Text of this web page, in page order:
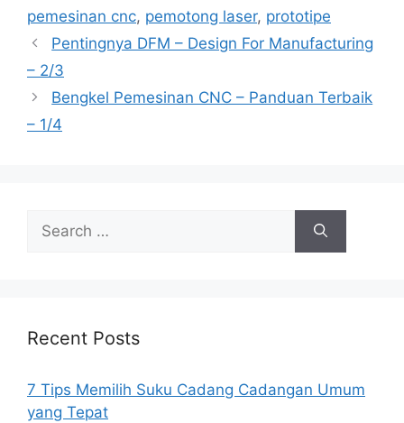
pemesinan cnc, pemotong laser, prototipe
Pentingnya DFM – Design For Manufacturing
– 2/3
Bengkel Pemesinan CNC – Panduan Terbaik
– 1/4
Search
for:
Recent Posts
7 Tips Memilih Suku Cadang Cadangan Umum
yang Tepat